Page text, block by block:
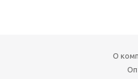
О